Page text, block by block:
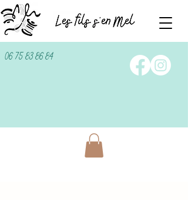
06 75 83 86 84